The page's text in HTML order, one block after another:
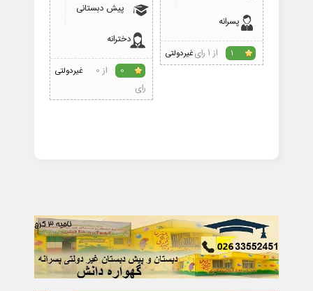
پسرانه
غیردولتی 1 از 1 رای
پیش دبستانی
دخترانه
غیردولتی 0
از 0
رای